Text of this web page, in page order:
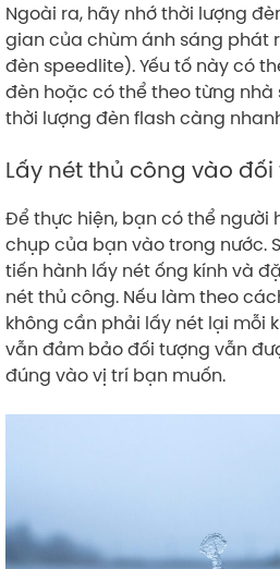
Ngoài ra, hãy nhớ thời lượng
gian của chùm ánh sáng phát
đèn speedlite). Yếu tố này có
đèn hoặc có thể theo từng nhà
thời lượng đèn flash càng
Lấy nét thủ công vào
Để thực hiện, bạn có thể người
chụp của bạn vào trong nước.
tiến hành lấy nét ống kính và
nét thủ công. Nếu làm theo
không cần phải lấy nét lại mỗi
vẫn đảm bảo đối tượng vẫn
đúng vào vị trí bạn muốn.